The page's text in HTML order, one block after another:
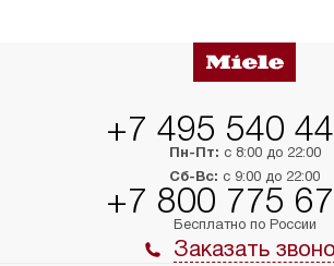
+7 495 540
Пн-Пт: с 8:00 до 22:00
Сб-Вс: с 9:00 до 22:00
+7 800 775
Бесплатно по России
Заказать